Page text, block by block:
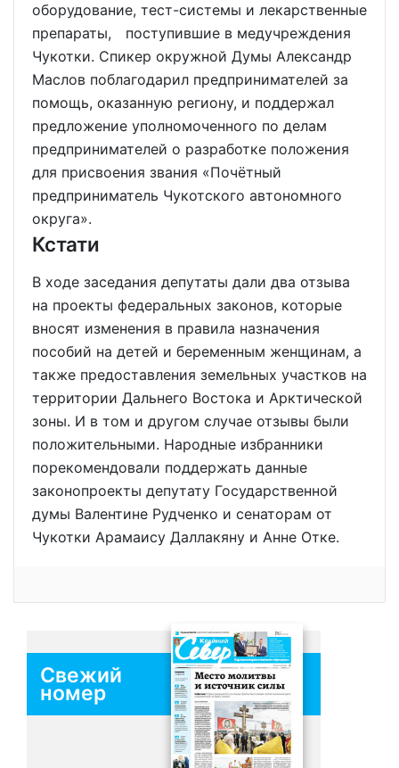
оборудование, тест-системы и лекарственные
препараты, поступившие в медучреждения
Чукотки. Спикер окружной Думы Александр
Маслов поблагодарил предпринимателей за
помощь, оказанную региону, и поддержал
предложение уполномоченного по делам
предпринимателей о разработке положения
для присвоения звания «Почётный
предприниматель Чукотского автономного
округа».
Кстати
В ходе заседания депутаты дали два отзыва
на проекты федеральных законов, которые
вносят изменения в правила назначения
пособий на детей и беременным женщинам, а
также предоставления земельных участков на
территории Дальнего Востока и Арктической
зоны. И в том и другом случае отзывы были
положительными. Народные избранники
порекомендовали поддержать данные
законопроекты депутату Государственной
думы Валентине Рудченко и сенаторам от
Чукотки Арамаису Даллакяну и Анне Отке.
Свежий
номер